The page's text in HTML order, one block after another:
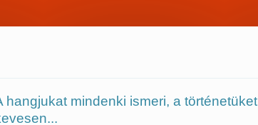
hangjukat mindenki ismeri, a történetüket